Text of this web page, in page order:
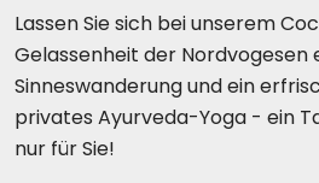
Lassen Sie sich bei unserem
Gelassenheit der Nordvogesen
Sinneswanderung und ein
privates Ayurveda-Yoga - ein
nur für Sie!